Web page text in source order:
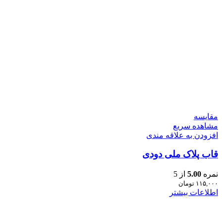
مقایسه
مشاهده سریع
افزودن به علاقه مندی
قاب پلاک ملی دودی
نمره 5.00 از 5
۱۱۵,۰۰۰ تومان
اطلاعات بیشتر